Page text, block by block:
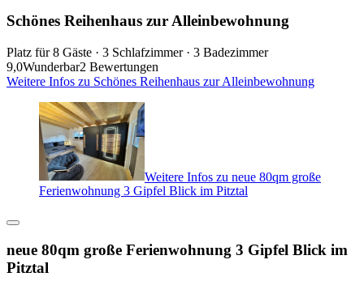
Schönes Reihenhaus zur Alleinbewohnung
Platz für 8 Gäste · 3 Schlafzimmer · 3 Badezimmer
9,0Wunderbar2 Bewertungen
Weitere Infos zu Schönes Reihenhaus zur Alleinbewohnung
Weitere Infos zu neue 80qm große
Ferienwohnung 3 Gipfel Blick im Pitztal
neue 80qm große Ferienwohnung 3 Gipfel Blick im
Pitztal